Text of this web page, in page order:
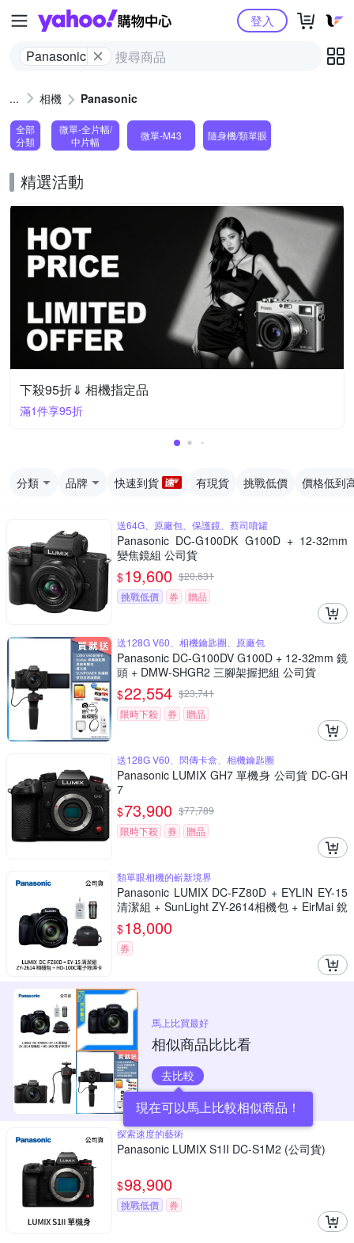
Yahoo購物中心
Panasonic
登入
相機 Panasonic
全部
分類
微單-全片幅/
中片幅
微單-M43 隨身機/類單眼
精選活動
下殺95折⇓ 相機指定品
滿1件享95折
分類 品牌 快速到貨 有現貨 挑戰低價 價格低到
送64G、原廠包、保護鏡、蔡司噴罐
Panasonic DC-G100DK G100D + 12-32mm
變焦鏡組 公司貨
$19,600 $20,631
挑戰低價
券 贈品
送128G V60、相機鑰匙圈、原廠包
Panasonic DC-G100DV G100D + 12-32mm 鏡
頭 + DMW-SHGR2 三腳架握把組 公司貨
$22,554 $23,741
限時下殺
券 贈品
送128G V60、閃傳卡盒、相機鑰匙圈
Panasonic LUMIX GH7 單機身 公司貨 DC-GH
7
$73,900 $77,789
限時下殺
券 贈品
類單眼相機的嶄新境界
Panasonic LUMIX DC-FZ80D + EYLIN EY-15
清潔組 + SunLight ZY-2614相機包 + EirMai 銳
瑪 HD-100C電子除濕卡 FZ80D (公司貨)
$18,000
券
馬上比買最好
相似商品比比看
去比較
現在可以馬上比較相似商品！
探索速度的藝術
Panasonic LUMIX S1II DC-S1M2 (公司貨)
$98,900
挑戰低價 券